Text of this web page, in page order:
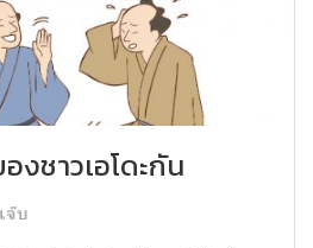
งชาวเอโดะกัน
จ๊บ